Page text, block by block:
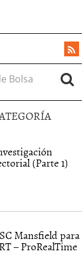
(Parte 1)
Mansfield para
– ProRealTime